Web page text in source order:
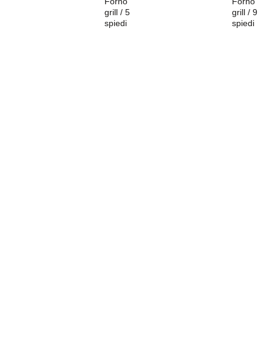
grill / 5
spiedi
grill / 9
spiedi